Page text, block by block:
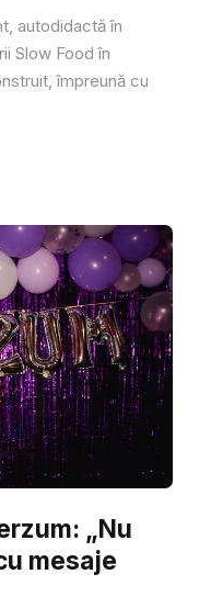
autodidactă în
Slow Food în
împreună cu
„Nu
mesaje